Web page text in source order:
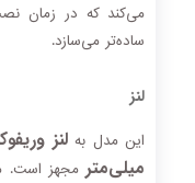
می‌کند که در زمان
ساده‌تر می‌سازد.
لنز
این مدل بهلنز
میلی‌متر مجهز است.